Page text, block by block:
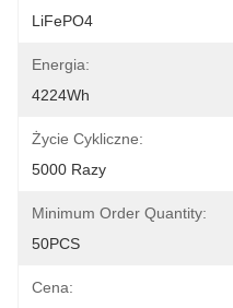
LiFePO4
Energia:
4224Wh
Życie Cykliczne:
5000 Razy
Minimum Order Quantity:
50PCS
Cena: